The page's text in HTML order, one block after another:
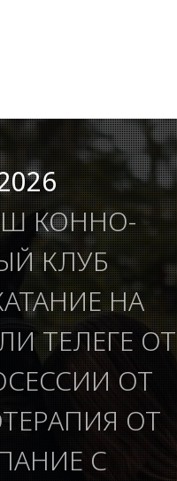
КОННО-
КЛУБ
НА
ТЕЛЕГЕ ОТ
ОТ
ОТ
С